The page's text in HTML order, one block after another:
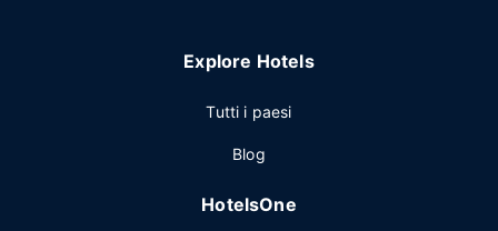
Explore Hotels
Tutti i paesi
Blog
HotelsOne